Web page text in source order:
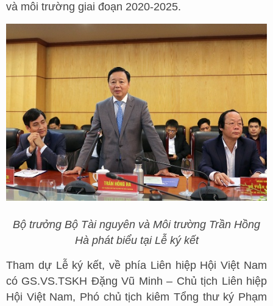
và môi trường giai đoạn 2020-2025.
Bộ trưởng Bộ Tài nguyên và Môi trường Trần Hồng
Hà phát biểu tại Lễ ký kết
Tham dự Lễ ký kết, về phía Liên hiệp Hội Việt Nam
có GS.VS.TSKH Đặng Vũ Minh – Chủ tịch Liên hiệp
Hội Việt Nam, Phó chủ tịch kiêm Tổng thư ký Phạm